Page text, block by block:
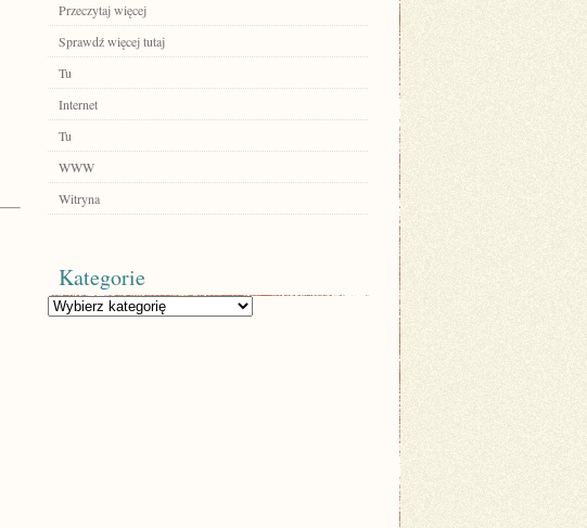
Przeczytaj więcej
Sprawdź więcej tutaj
Tu
Internet
Tu
WWW
Witryna
Kategorie
Kategorie